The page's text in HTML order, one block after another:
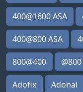
400@1600 ASA
400@800 ASA
800@400 @800
Adofix Adonal